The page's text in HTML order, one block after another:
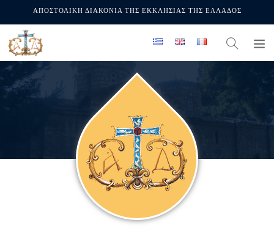
ΑΠΟΣΤΟΛΙΚΗ ΔΙΑΚΟΝΙΑ ΤΗΣ ΕΚΚΛΗΣΙΑΣ ΤΗΣ ΕΛΛΑΔΟΣ